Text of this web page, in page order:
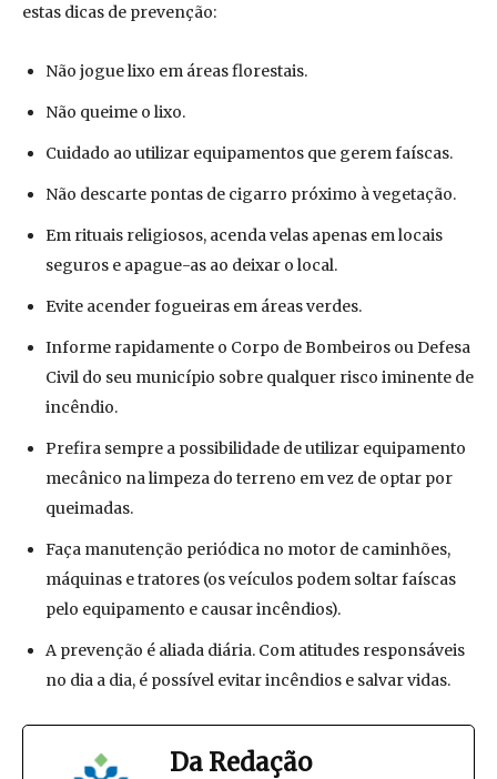
estas dicas de prevenção:
Não jogue lixo em áreas florestais.
Não queime o lixo.
Cuidado ao utilizar equipamentos que gerem faíscas.
Não descarte pontas de cigarro próximo à vegetação.
Em rituais religiosos, acenda velas apenas em locais
seguros e apague-as ao deixar o local.
Evite acender fogueiras em áreas verdes.
Informe rapidamente o Corpo de Bombeiros ou Defesa
Civil do seu município sobre qualquer risco iminente de
incêndio.
Prefira sempre a possibilidade de utilizar equipamento
mecânico na limpeza do terreno em vez de optar por
queimadas.
Faça manutenção periódica no motor de caminhões,
máquinas e tratores (os veículos podem soltar faíscas
pelo equipamento e causar incêndios).
A prevenção é aliada diária. Com atitudes responsáveis
no dia a dia, é possível evitar incêndios e salvar vidas.
Da Redação